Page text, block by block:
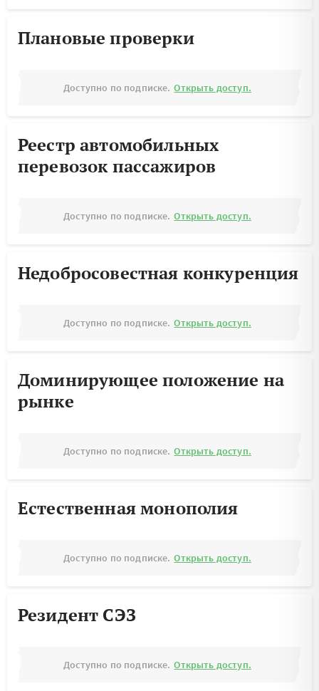
Плановые проверки
Доступно по подписке. Открыть доступ.
Реестр автомобильных
перевозок пассажиров
Доступно по подписке. Открыть доступ.
Недобросовестная конкуренция
Доступно по подписке. Открыть доступ.
Доминирующее положение на
рынке
Доступно по подписке. Открыть доступ.
Естественная монополия
Доступно по подписке. Открыть доступ.
Резидент СЭЗ
Доступно по подписке. Открыть доступ.